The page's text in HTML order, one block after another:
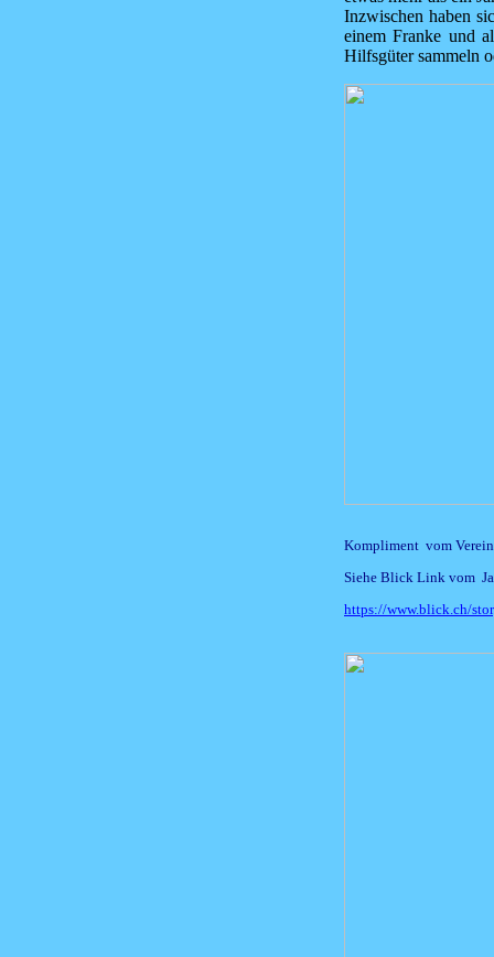
Inzwischen haben
einem Franke und
Hilfsgüter sammeln
Kompliment vom
Siehe Blick Link vom
https://www.blick.ch/